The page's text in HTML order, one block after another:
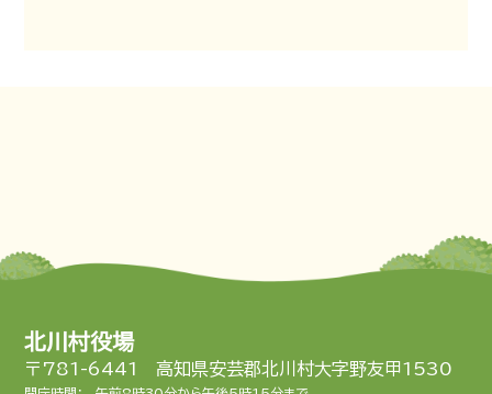
北川村役場
〒781-6441 高知県安芸郡北川村大字野友甲1530